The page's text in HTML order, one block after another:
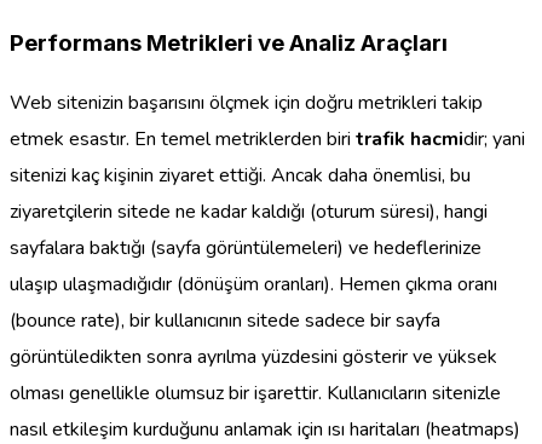
Performans Metrikleri ve Analiz Araçları
Web sitenizin başarısını ölçmek için doğru metrikleri takip
etmek esastır. En temel metriklerden biri trafik hacmidir; yani
sitenizi kaç kişinin ziyaret ettiği. Ancak daha önemlisi, bu
ziyaretçilerin sitede ne kadar kaldığı (oturum süresi), hangi
sayfalara baktığı (sayfa görüntülemeleri) ve hedeflerinize
ulaşıp ulaşmadığıdır (dönüşüm oranları). Hemen çıkma oranı
(bounce rate), bir kullanıcının sitede sadece bir sayfa
görüntüledikten sonra ayrılma yüzdesini gösterir ve yüksek
olması genellikle olumsuz bir işarettir. Kullanıcıların sitenizle
nasıl etkileşim kurduğunu anlamak için ısı haritaları (heatmaps)